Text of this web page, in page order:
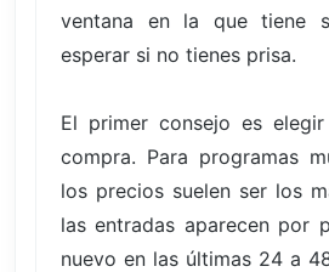
ventana en la que tiene
esperar si no tienes prisa.
El primer consejo es
compra. Para programas
los precios suelen ser los
las entradas aparecen por
nuevo en las últimas 24 a